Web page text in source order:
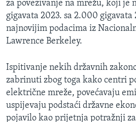
za povezivanje na mrežu, koji je
gigavata 2023. sa 2.000 gigavata
najnovijim podacima iz
Lawrence Berkeley.
Ispitivanje nekih državnih
zabrinuti zbog toga kako centri
električne mreže, povećavaju
uspijevaju podstaći državne
pojavilo kao prijetnja potražnji